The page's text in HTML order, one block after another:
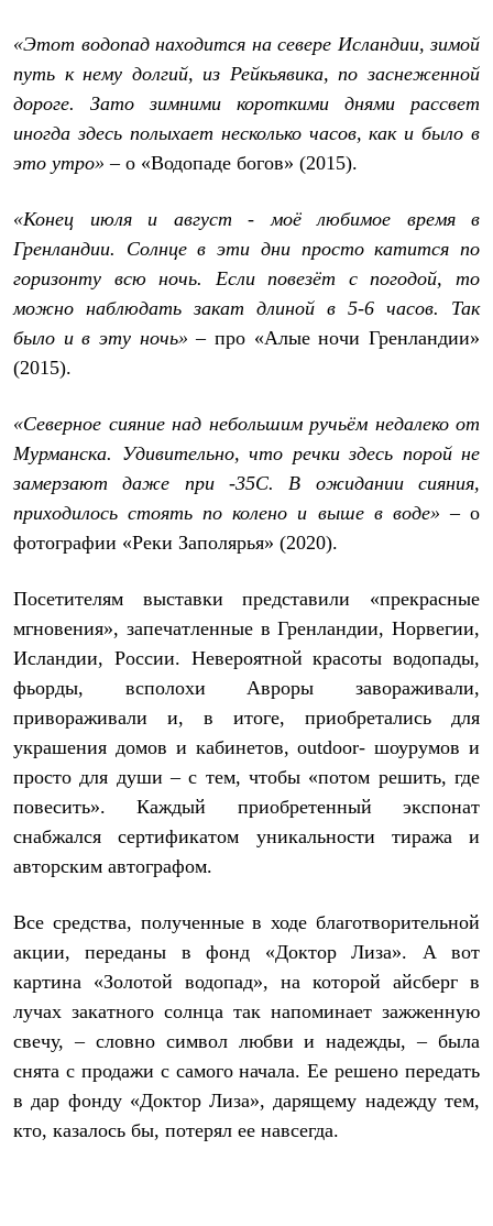
Аксессуары для палаток
Экспедиционные
Легкоходные
Альпинистские
Аксессуары для рюкзаков
Пуховые
Комбинированные
С синтетическим утеплителем
Аксессуары для спальников
Сумки и баулы
Баулы
Кошельки
Сумки
Гермомешки
Книги
Коврики
Обувь
Женская обувь
Сапоги
Ботинки
Ботинки
Кроссовки
Сапоги
Гамаши и бахилы
Бахилы
Тапочки и чуни
Тапочки
Чуни
Уход за обувью
Головные уборы
Шапки
Балаклавы и маски
Кепки и бейсболки
Шарфы
Перчатки и рукавицы
Перчатки
Рукавицы
Носки
Полезные аксессуары
Брелки
Шевроны
Опушки
«Этот водопад находится на севере Исландии, зимой
путь к нему долгий, из Рейкьявика, по заснеженной
дороге. Зато зимними короткими днями рассвет
иногда здесь полыхает несколько часов, как и было в
это утро» – о «Водопаде богов» (2015).
«Конец июля и август - моё любимое время в
Гренландии. Солнце в эти дни просто катится по
горизонту всю ночь. Если повезёт с погодой, то
можно наблюдать закат длиной в 5-6 часов. Так
было и в эту ночь» – про «Алые ночи Гренландии»
(2015).
«Северное сияние над небольшим ручьём недалеко от
Мурманска. Удивительно, что речки здесь порой не
замерзают даже при -35С. В ожидании сияния,
приходилось стоять по колено и выше в воде» – о
фотографии «Реки Заполярья» (2020).
Посетителям выставки представили «прекрасные
мгновения», запечатленные в Гренландии, Норвегии,
Исландии, России. Невероятной красоты водопады,
фьорды, всполохи Авроры завораживали,
привораживали и, в итоге, приобретались для
украшения домов и кабинетов, outdoor- шоурумов и
просто для души – с тем, чтобы «потом решить, где
повесить». Каждый приобретенный экспонат
снабжался сертификатом уникальности тиража и
авторским автографом.
Все средства, полученные в ходе благотворительной
акции, переданы в фонд «Доктор Лиза». А вот
картина «Золотой водопад», на которой айсберг в
лучах закатного солнца так напоминает зажженную
свечу, – словно символ любви и надежды, – была
снята с продажи с самого начала. Ее решено передать
в дар фонду «Доктор Лиза», дарящему надежду тем,
кто, казалось бы, потерял ее навсегда.